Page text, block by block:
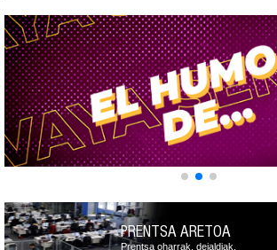
PRENTSA ARETOA
Prentsa oharrak, deialdiak,